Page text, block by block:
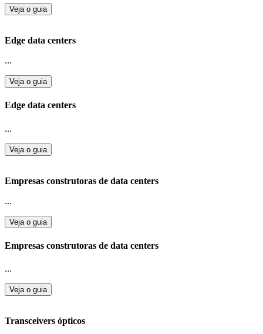
Veja o guia
Edge data centers
...
Veja o guia
Edge data centers
...
Veja o guia
Empresas construtoras de data centers
...
Veja o guia
Empresas construtoras de data centers
...
Veja o guia
Transceivers ópticos